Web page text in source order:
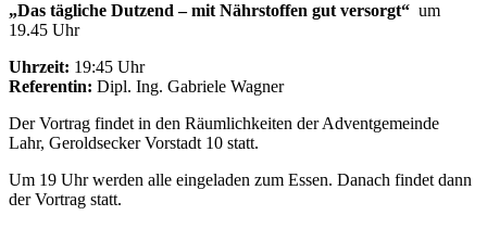
„Das tägliche Dutzend – mit Nährstoffen gut versorgt“ um
19.45 Uhr
Uhrzeit: 19:45 Uhr
Referentin: Dipl. Ing. Gabriele Wagner
Der Vortrag findet in den Räumlichkeiten der Adventgemeinde
Lahr, Geroldsecker Vorstadt 10 statt.
Um 19 Uhr werden alle eingeladen zum Essen. Danach findet dann
der Vortrag statt.